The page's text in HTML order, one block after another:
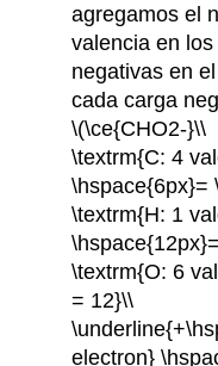
agregamos el
valencia en
negativas en
cada carga
\(\ce{CHO2-}\\
\textrm{C: 4
\hspace{6px}=
\textrm{H: 1
\textrm{O: 6
= 12}\\
electron}